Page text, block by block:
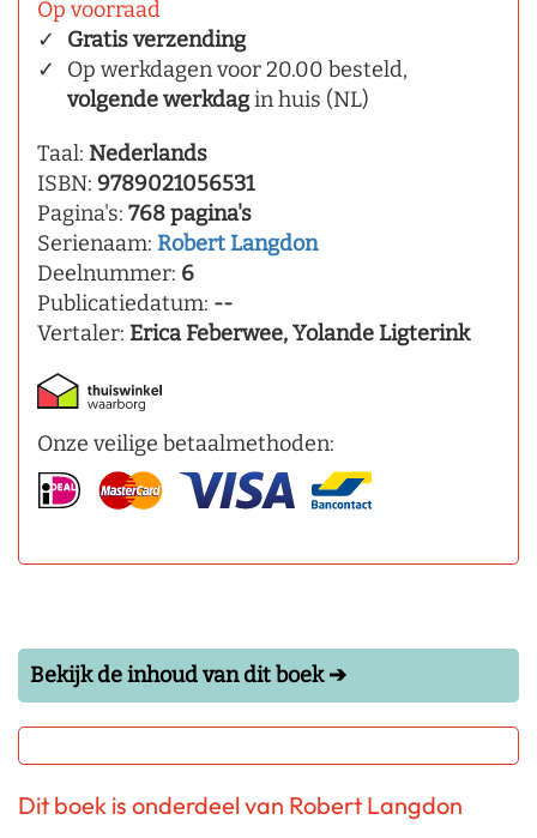
Op voorraad
Gratis verzending
Op werkdagen voor 20.00 besteld,
volgende werkdagin huis (NL)
Taal: Nederlands
ISBN: 9789021056531
Pagina's: 768 pagina's
Serienaam: Robert Langdon
Deelnummer: 6
Publicatiedatum: --
Vertaler: Erica Feberwee, Yolande Ligterink
Onze veilige betaalmethoden:
Bekijk de inhoud van dit boek ➔
Dit boek is onderdeel van Robert Langdon